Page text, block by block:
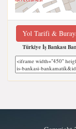
Yol Tarifi &
Türkiye İş Bankası